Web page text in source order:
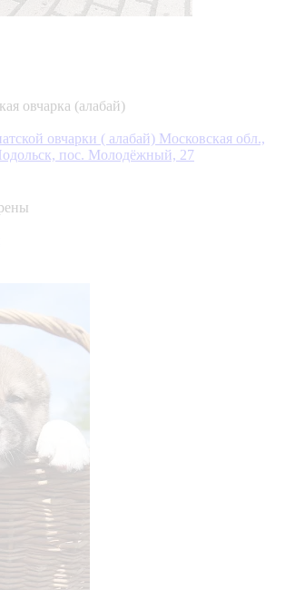
овчарка (алабай)
овчарки ( алабай) Московская обл.,
пос. Молодёжный, 27